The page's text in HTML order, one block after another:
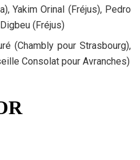
Yakim Orinal (Fréjus), Pedro
(Fréjus)
(Chambly pour Strasbourg),
Consolat pour Avranches)